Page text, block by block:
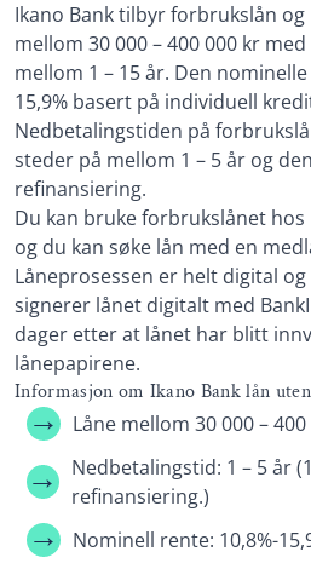
Effektiv rente: 9,12 – 19,82%
Les mer om Santander →
Ikano Bank tilbyr forbrukslån
mellom 30 000 – 400 000 kr
mellom 1 – 15 år. Den
15,9% basert på individuell
Nedbetalingstiden på
steder på mellom 1 – 5 år og
refinansiering.
Du kan bruke forbrukslånet hos
og du kan søke lån med en
Låneprosessen er helt digital
signerer lånet digitalt med
dager etter at lånet har blitt
lånepapirene.
Informasjon om Ikano Bank lån
Låne mellom 30 000 – 400
Nedbetalingstid: 1 – 5 år
refinansiering.)
Nominell rente: 10,8%-